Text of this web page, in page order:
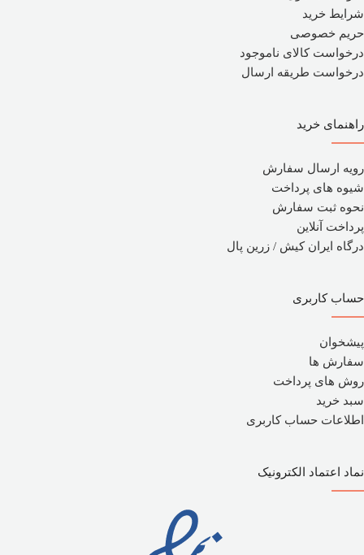
شرایط خرید
حریم خصوصی
درخواست کالای ناموجود
درخواست طریقه ارسال
راهنمای خرید
رویه ارسال سفارش
شیوه های پرداخت
نحوه ثبت سفارش
پرداخت آنلاین
درگاه ایران کیش / زرین پال
حساب کاربری
پیشخوان
سفارش ها
روش های پرداخت
سبد خرید
اطلاعات حساب کاربری
نماد اعتماد الکترونیک